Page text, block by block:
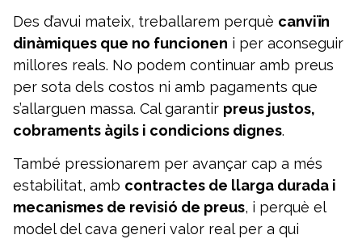
Des d’avui mateix, treballarem perquè canviïn
dinàmiques que no funcionen i per aconseguir
millores reals. No podem continuar amb preus
per sota dels costos ni amb pagaments que
s’allarguen massa. Cal garantir preus justos,
cobraments àgils i condicions dignes.
També pressionarem per avançar cap a més
estabilitat, amb contractes de llarga durada i
mecanismes de revisió de preus, i perquè el
model del cava generi valor real per a qui